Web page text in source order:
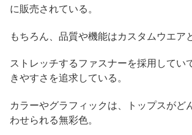
に販売されている。
もちろん、品質や機能はカスタムウエア
ストレッチするファスナーを採用してい
きやすさを追求している。
カラーやグラフィックは、トップスがど
わせられる無彩色。